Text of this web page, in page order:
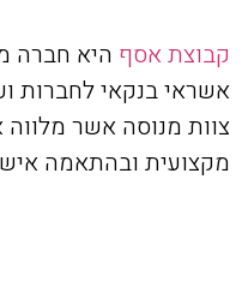
קבוצת אסף היא חברה
אשראי בנקאי לחברות
צוות מנוסה אשר מלווה
מקצועית ובהתאמה